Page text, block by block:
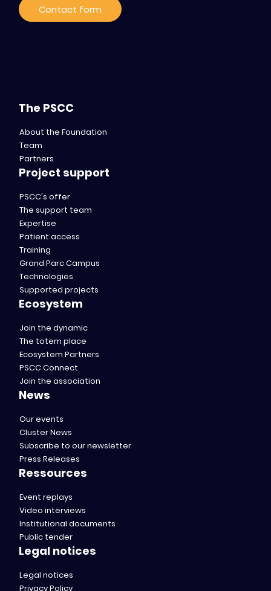
Contact form
The PSCC
About the Foundation
Team
Partners
Project support
PSCC's offer
The support team
Expertise
Patient access
Training
Grand Parc Campus
Technologies
Supported projects
Ecosystem
Join the dynamic
The totem place
Ecosystem Partners
PSCC Connect
Join the association
News
Our events
Cluster News
Subscribe to our newsletter
Press Releases
Ressources
Event replays
Video interviews
Institutional documents
Public tender
Legal notices
Legal notices
Privacy Policy